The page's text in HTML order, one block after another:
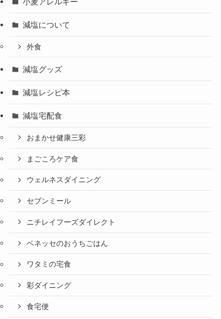
減塩について
外食
減塩グッズ
減塩レシピ本
減塩宅配食
おまかせ健康三彩
まごころケア食
ウェルネスダイニング
セブンミール
ニチレイフーズダイレクト
ベネッセのおうちごはん
ワタミの宅食
彩ダイニング
食宅便